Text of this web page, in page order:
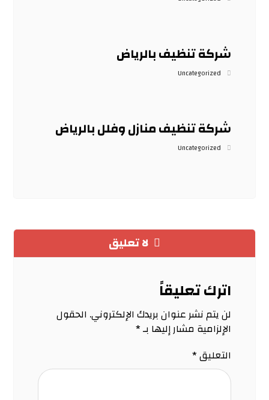
شركة تنظيف بالرياض
Uncategorized
شركة تنظيف منازل وفلل بالرياض
Uncategorized
لا تعليق
اترك تعليقاً
لن يتم نشر عنوان بريدك الإلكتروني. الحقول
الإلزامية مشار إليها بـ*
التعليق*